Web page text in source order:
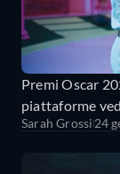
Premi Oscar
piattaforme
Sarah Grossi24